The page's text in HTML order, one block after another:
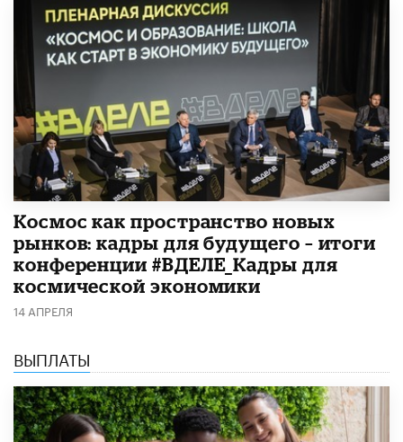
Космос как пространство новых
рынков: кадры для будущего – итоги
конференции #ВДЕЛЕ_Кадры для
космической экономики
14 АПРЕЛЯ
ВЫПЛАТЫ